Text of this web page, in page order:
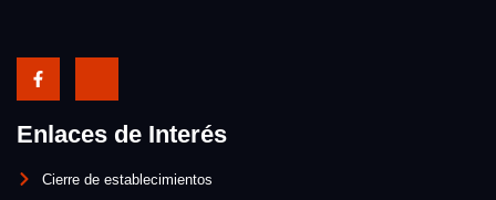
Enlaces de Interés
Cierre de establecimientos